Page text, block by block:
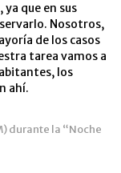
que en sus
Nosotros,
de los casos
tarea vamos a
los
ahí.
durante la “Noche